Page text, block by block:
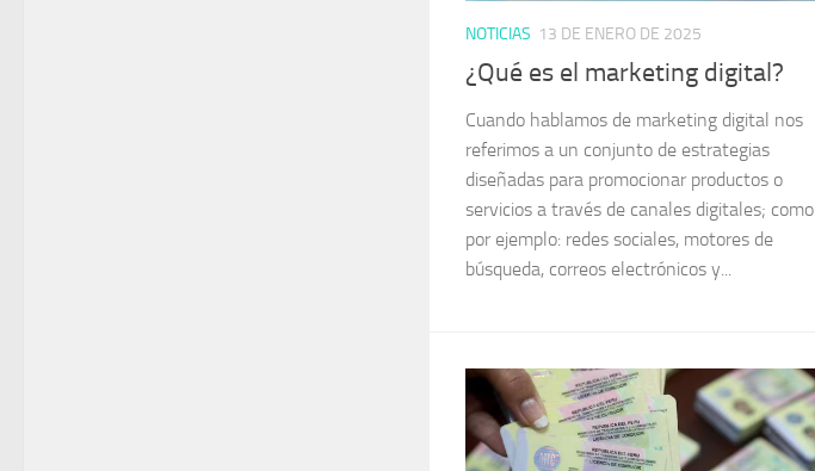
NOTICIAS 13 DE ENERO DE 2025
¿Qué es el marketing digital?
Cuando hablamos de marketing digital nos
referimos a un conjunto de estrategias
diseñadas para promocionar productos o
servicios a través de canales digitales; como
por ejemplo: redes sociales, motores de
búsqueda, correos electrónicos y...